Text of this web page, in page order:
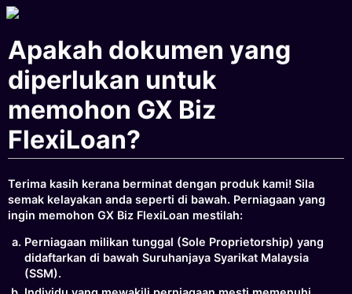
Apakah dokumen yang
diperlukan untuk
memohon GX Biz
FlexiLoan?
Terima kasih kerana berminat dengan produk kami! Sila
semak kelayakan anda seperti di bawah. Perniagaan yang
ingin memohon GX Biz FlexiLoan mestilah:
Perniagaan milikan tunggal (Sole Proprietorship) yang
didaftarkan di bawah Suruhanjaya Syarikat Malaysia
(SSM).